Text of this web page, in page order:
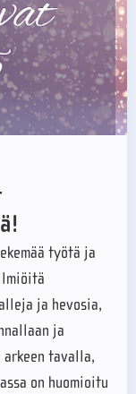
työtä ja
ja hevosia,
ja
arkeen tavalla,
on huomioitu